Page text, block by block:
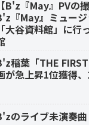
【B'z『May』PVの
『May』ミュー
「大谷資料館」に
稲葉「THE
が急上昇1位獲得
のライブ未演奏曲